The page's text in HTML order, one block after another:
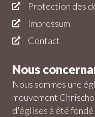
Protection des
Impressum
Contact
Nous
Nous sommes une
mouvement
d'églises à été